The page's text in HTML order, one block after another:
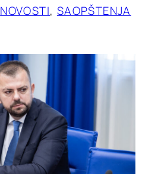
NOVOSTI, SAOPŠTENJA